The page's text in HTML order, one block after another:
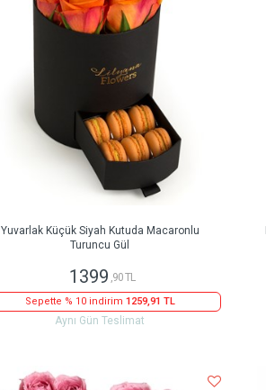
Yuvarlak Küçük Siyah Kutuda Macaronlu
Turuncu Gül
1399 ,90 TL
Sepette % 10 indirim 1259,91 TL
Aynı Gün Teslimat